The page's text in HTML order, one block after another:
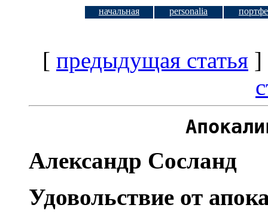
начальная personalia
[ предыдущая статья
Александр Сосланд
Удовольствие от